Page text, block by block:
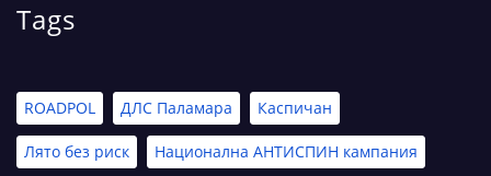
Tags
ROADPOL ДЛС Паламара Каспичан
Лято без риск Национална АНТИСПИН кампания